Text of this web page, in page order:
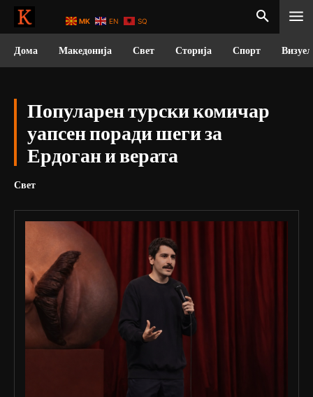
Дома Македонија Свет Сторија Спорт
Популарен турски комичар
уапсен поради шеги за
Ердоган и верата
Свет
MK EN SQ